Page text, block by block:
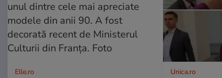
Elle.ro Unica.ro